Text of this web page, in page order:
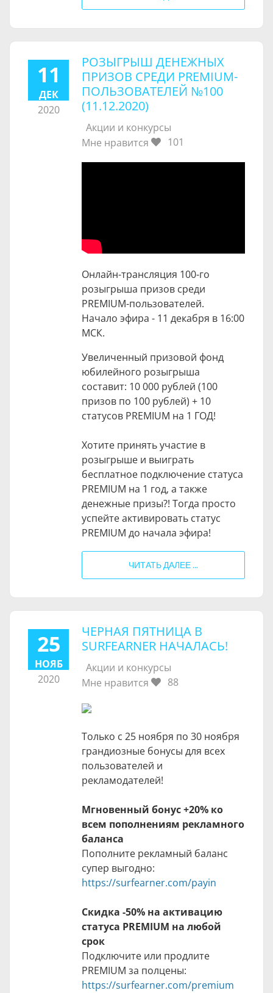
11
ДЕК
2020
РОЗЫГРЫШ ДЕНЕЖНЫХ
ПРИЗОВ СРЕДИ PREMIUM-
ПОЛЬЗОВАТЕЛЕЙ №100
(11.12.2020)
Акции и конкурсы
Мне нравится
101
Онлайн-трансляция 100-го
розыгрыша призов среди
PREMIUM-пользователей.
Начало эфира - 11 декабря в 16:00
МСК.
Увеличенный призовой фонд
юбилейного розыгрыша
составит: 10 000 рублей (100
призов по 100 рублей) + 10
статусов PREMIUM на 1 ГОД!
Хотите принять участие в
розыгрыше и выиграть
бесплатное подключение статуса
PREMIUM на 1 год, а также
денежные призы?! Тогда просто
успейте активировать статус
PREMIUM до начала эфира!
ЧИТАТЬ ДАЛЕЕ ...
25
НОЯБ
2020
​ЧЕРНАЯ ПЯТНИЦА В
SURFEARNER НАЧАЛАСЬ!
Акции и конкурсы
Мне нравится
88
Только с 25 ноября по 30 ноября
грандиозные бонусы для всех
пользователей и
рекламодателей!
Мгновенный бонус +20% ко
всем пополнениям рекламного
баланса
Пополните рекламный баланс
супер выгодно:
https://surfearner.com/payin
Скидка -50% на активацию
статуса PREMIUM на любой
срок
Подключите или продлите
PREMIUM за полцены:
https://surfearner.com/premium